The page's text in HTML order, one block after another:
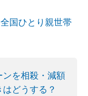
国ひとり親世帯
を相殺・減額
どうする？